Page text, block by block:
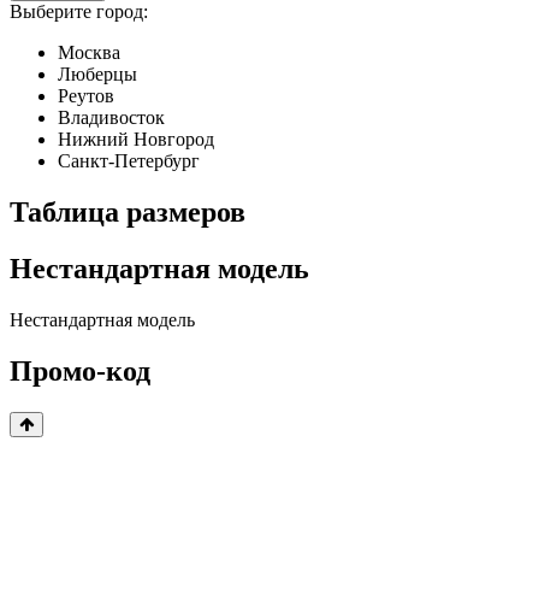
Выберите город:
Москва
Люберцы
Реутов
Владивосток
Нижний Новгород
Санкт-Петербург
Таблица размеров
Нестандартная модель
Нестандартная модель
Промо-код